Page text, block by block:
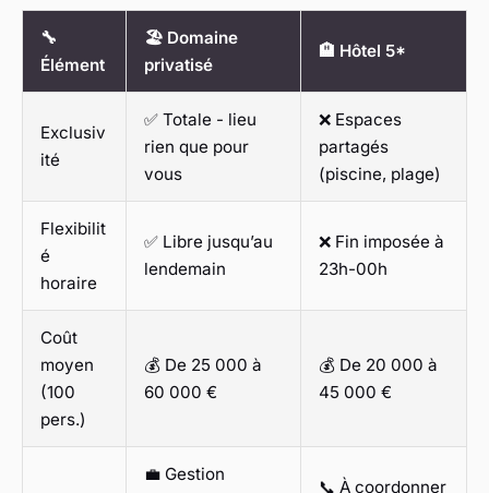
🔧
Élément
🏖️ Domaine
privatisé
🏨 Hôtel 5*
Exclusiv
ité
✅ Totale - lieu
rien que pour
vous
❌ Espaces
partagés
(piscine, plage)
Flexibilit
é
horaire
✅ Libre jusqu’au
lendemain
❌ Fin imposée à
23h-00h
Coût
moyen
(100
pers.)
💰 De 25 000 à
60 000 €
💰 De 20 000 à
45 000 €
💼 Gestion
📞 À coordonner